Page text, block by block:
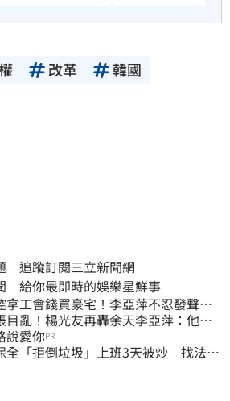
改革
韓國
追蹤訂閱三立新聞網
給你最即時的娛樂星鮮事
拿工會錢買豪宅！李亞萍不忍發聲：
目亂！楊光友再轟余天李亞萍：他們
說愛你PR
全「拒倒垃圾」上班3天被炒 找法院